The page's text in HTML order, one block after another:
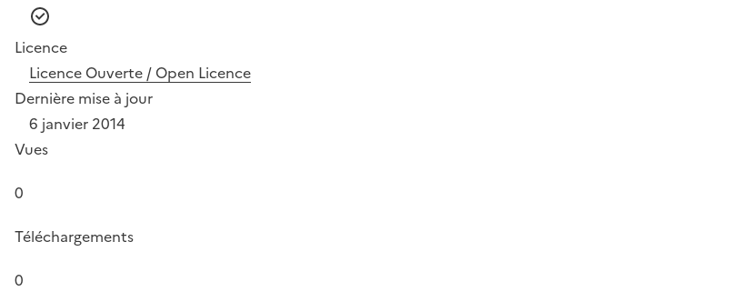
Licence
Licence Ouverte / Open Licence
Dernière mise à jour
6 janvier 2014
Vues
0
Téléchargements
0